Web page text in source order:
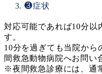
❸症状
対応可能であれば10分以
す。
10分を過ぎても当院から
間救急動物病院へお問い
※夜間救急診療には、通